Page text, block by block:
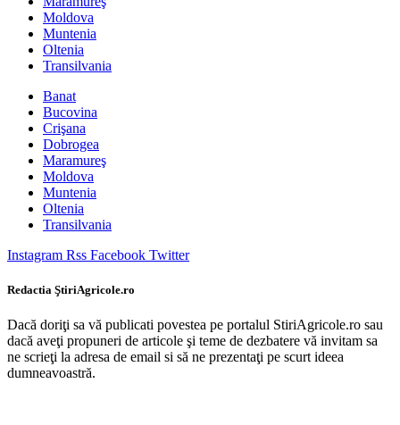
Moldova
Muntenia
Oltenia
Transilvania
Banat
Bucovina
Crişana
Dobrogea
Maramureş
Moldova
Muntenia
Oltenia
Transilvania
Instagram Rss Facebook Twitter
Redactia ŞtiriAgricole.ro
Dacă doriţi sa vă publicati povestea pe portalul StiriAgricole.ro sau
dacă aveţi propuneri de articole şi teme de dezbatere vă invitam sa
ne scrieţi la adresa de email si să ne prezentaţi pe scurt ideea
dumneavoastră.